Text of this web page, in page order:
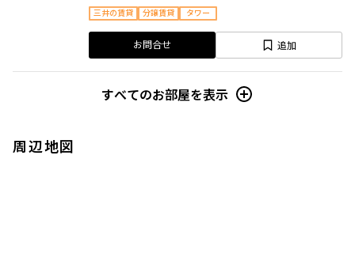
三井の賃貸 分譲賃貸 タワー
お問合せ 追加
すべてのお部屋を表示
周辺地図